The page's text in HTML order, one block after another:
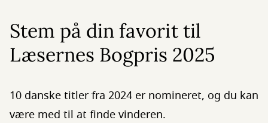
Stem på din favorit til
Læsernes Bogpris 2025
10 danske titler fra 2024 er nomineret, og du kan
være med til at finde vinderen.